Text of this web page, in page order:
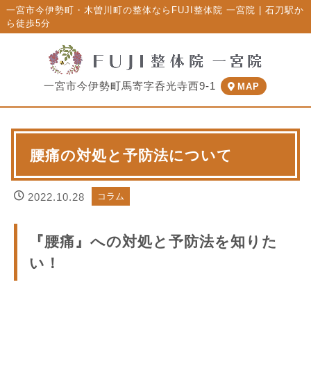
一宮市今伊勢町・木曽川町の整体ならFUJI整体院 一宮院 | 石刀駅か
ら徒歩5分
一宮市今伊勢町馬寄字呑光寺西9-1 MAP
腰痛の対処と予防法について
2022.10.28 コラム
『腰痛』への対処と予防法を知りた
い！